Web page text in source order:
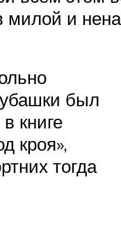
милой и
был
книге
кроя»,
тогда